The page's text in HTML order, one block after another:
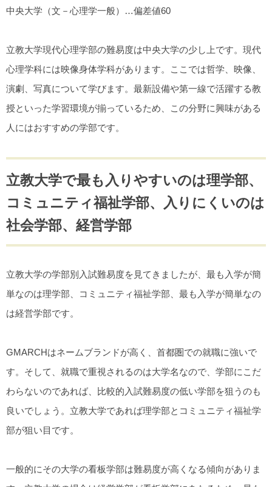
中央大学（文－心理学一般）…偏差値60
立教大学現代心理学部の難易度は中央大学の少し上です。現代
心理学科には映像身体学科があります。ここでは哲学、映像、
演劇、写真について学びます。最新設備や第一線で活躍する教
授といった学習環境が揃っているため、この分野に興味がある
人にはおすすめの学部です。
立教大学で最も入りやすいのは理学部、
コミュニティ福祉学部、入りにくいのは
社会学部、経営学部
立教大学の学部別入試難易度を見てきましたが、最も入学が簡
単なのは理学部、コミュニティ福祉学部、最も入学が簡単なの
は経営学部です。
GMARCHはネームブランドが高く、首都圏での就職に強いで
す。そして、就職で重視されるのは大学名なので、学部にこだ
わらないのであれば、比較的入試難易度の低い学部を狙うのも
良いでしょう。立教大学であれば理学部とコミュニティ福祉学
部が狙い目です。
一般的にその大学の看板学部は難易度が高くなる傾向がありま